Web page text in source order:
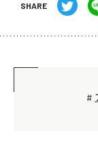
SHARE
#